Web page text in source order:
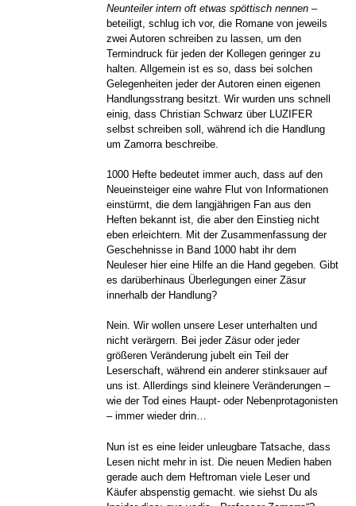
Neunteiler intern oft etwas spöttisch nennen –
beteiligt, schlug ich vor, die Romane von jeweils
zwei Autoren schreiben zu lassen, um den
Termindruck für jeden der Kollegen geringer zu
halten. Allgemein ist es so, dass bei solchen
Gelegenheiten jeder der Autoren einen eigenen
Handlungsstrang besitzt. Wir wurden uns schnell
einig, dass Christian Schwarz über LUZIFER
selbst schreiben soll, während ich die Handlung
um Zamorra beschreibe.
1000 Hefte bedeutet immer auch, dass auf den
Neueinsteiger eine wahre Flut von Informationen
einstürmt, die dem langjährigen Fan aus den
Heften bekannt ist, die aber den Einstieg nicht
eben erleichtern. Mit der Zusammenfassung der
Geschehnisse in Band 1000 habt ihr dem
Neuleser hier eine Hilfe an die Hand gegeben. Gibt
es darüberhinaus Überlegungen einer Zäsur
innerhalb der Handlung?
Nein. Wir wollen unsere Leser unterhalten und
nicht verärgern. Bei jeder Zäsur oder jeder
größeren Veränderung jubelt ein Teil der
Leserschaft, während ein anderer stinksauer auf
uns ist. Allerdings sind kleinere Veränderungen –
wie der Tod eines Haupt- oder Nebenprotagonisten
– immer wieder drin…
Nun ist es eine leider unleugbare Tatsache, dass
Lesen nicht mehr in ist. Die neuen Medien haben
gerade auch dem Heftroman viele Leser und
Käufer abspenstig gemacht. wie siehst Du als